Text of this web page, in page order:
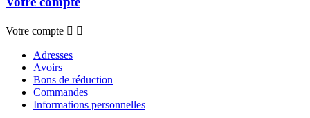
Votre compte  
Adresses
Avoirs
Bons de réduction
Commandes
Informations personnelles